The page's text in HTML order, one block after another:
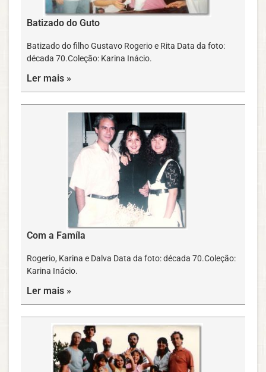
Batizado do Guto
Batizado do filho Gustavo Rogerio e Rita Data da foto:
década 70.Coleção: Karina Inácio.
Ler mais »
Com a Famíla
Rogerio, Karina e Dalva Data da foto: década 70.Coleção:
Karina Inácio.
Ler mais »